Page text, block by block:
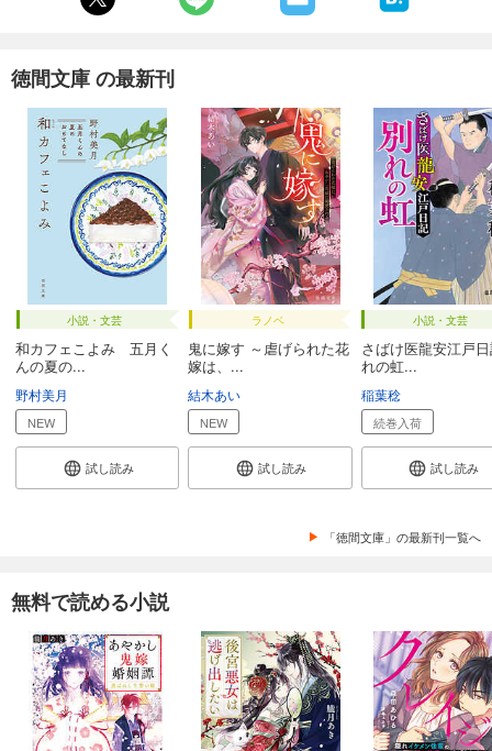
徳間文庫 の最新刊
小説・文芸
和カフェこよみ 五月く
んの夏の...
野村美月
NEW
試し読み
ラノベ
鬼に嫁す ～虐げられた花
嫁は、...
結木あい
NEW
試し読み
小説・文芸
さばけ医龍安江戸
れの虹...
稲葉稔
続巻入荷
試し読み
「徳間文庫」の最新刊一覧へ
無料で読める小説